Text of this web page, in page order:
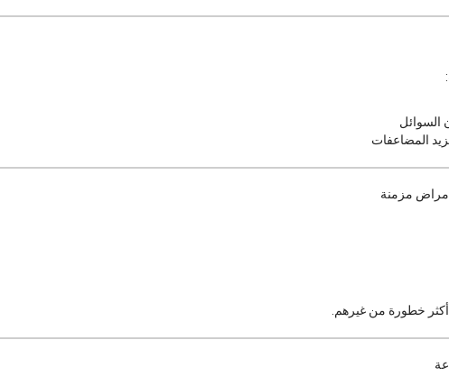
السوائل
المضاعفات
أكثر خطورة من غيرهم.